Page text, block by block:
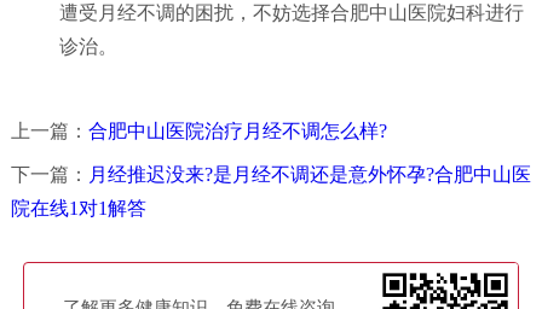
遭受月经不调的困扰，不妨选择合肥中山医院妇科进行
诊治。
上一篇： 合肥中山医院治疗月经不调怎么样?
下一篇： 月经推迟没来?是月经不调还是意外怀孕?合肥中山医
院在线1对1解答